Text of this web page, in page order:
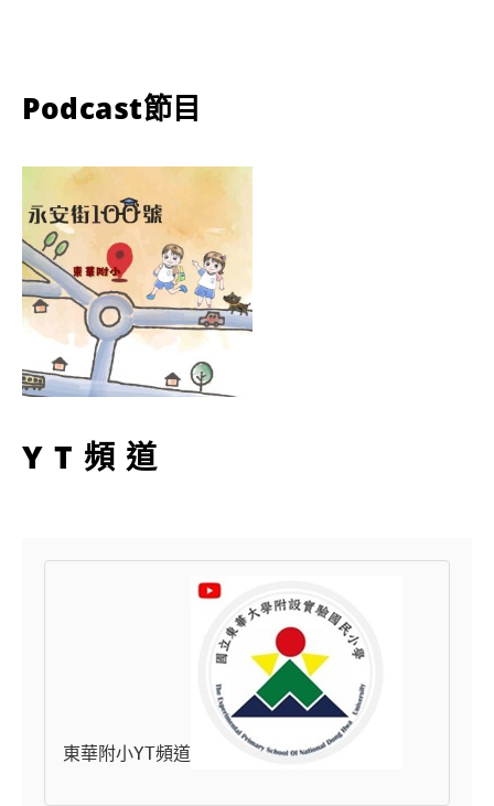
Podcast節目
YT頻道
東華附小YT頻道